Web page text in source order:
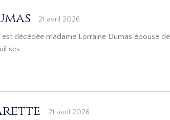
21 avril 2026
est décédée madame Lorraine Dumas épouse
ses...
21 avril 2026